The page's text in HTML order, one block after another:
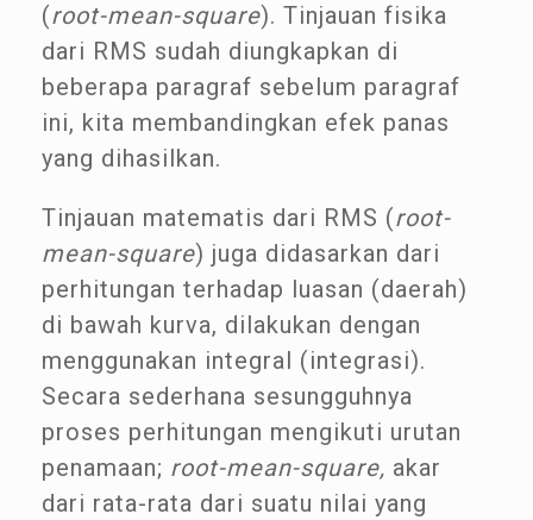
(root-mean-square). Tinjauan fisika
dari RMS sudah diungkapkan di
beberapa paragraf sebelum paragraf
ini, kita membandingkan efek panas
yang dihasilkan.
Tinjauan matematis dari RMS (root-
mean-square) juga didasarkan dari
perhitungan terhadap luasan (daerah)
di bawah kurva, dilakukan dengan
menggunakan integral (integrasi).
Secara sederhana sesungguhnya
proses perhitungan mengikuti urutan
penamaan; root-mean-square, akar
dari rata-rata dari suatu nilai yang